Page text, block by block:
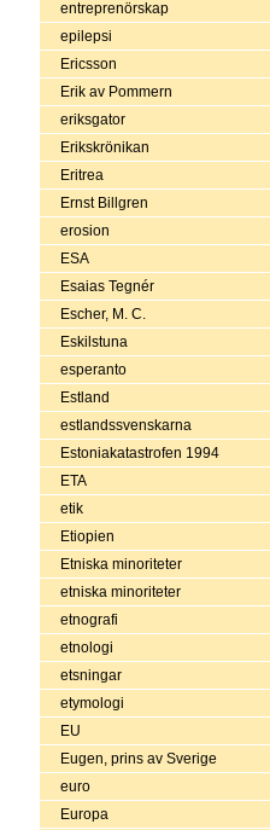
entreprenörskap
epilepsi
Ericsson
Erik av Pommern
eriksgator
Erikskrönikan
Eritrea
Ernst Billgren
erosion
ESA
Esaias Tegnér
Escher, M. C.
Eskilstuna
esperanto
Estland
estlandssvenskarna
Estoniakatastrofen 1994
ETA
etik
Etiopien
Etniska minoriteter
etniska minoriteter
etnografi
etnologi
etsningar
etymologi
EU
Eugen, prins av Sverige
euro
Europa